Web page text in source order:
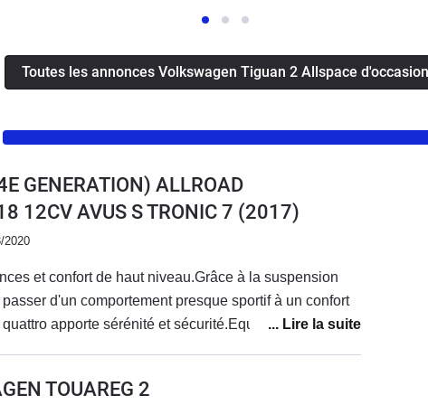
Toutes les annonces Volkswagen Tiguan 2 Allspace d'occasion
GENERATION) ALLROAD
12CV AVUS S TRONIC 7 (2017)
2020
et confort de haut niveau.Grâce à la suspension
d'un comportement presque sportif à un confort
apporte sérénité et sécurité.Equipement complet
rencontré.
TOUAREG 2